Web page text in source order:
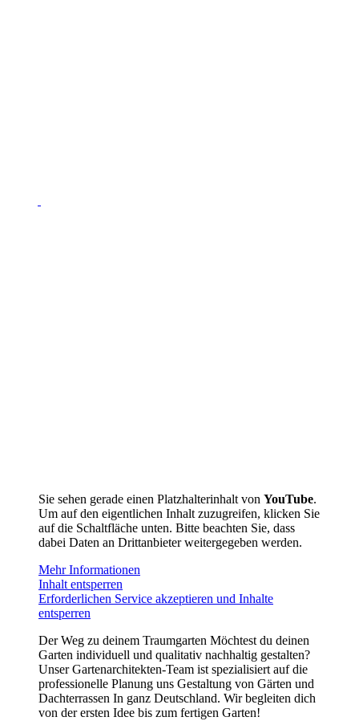
Sie sehen gerade einen Platzhalterinhalt von YouTube.
Um auf den eigentlichen Inhalt zuzugreifen, klicken Sie
auf die Schaltfläche unten. Bitte beachten Sie, dass
dabei Daten an Drittanbieter weitergegeben werden.
Mehr Informationen
Inhalt entsperren
Erforderlichen Service akzeptieren und Inhalte
entsperren
Der Weg zu deinem Traumgarten Möchtest du deinen
Garten individuell und qualitativ nachhaltig gestalten?
Unser Gartenarchitekten-Team ist spezialisiert auf die
professionelle Planung uns Gestaltung von Gärten und
Dachterrassen In ganz Deutschland. Wir begleiten dich
von der ersten Idee bis zum fertigen Garten!